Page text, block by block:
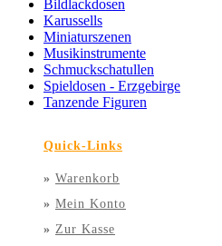
Bildlackdosen
Karussells
Miniaturszenen
Musikinstrumente
Schmuckschatullen
Spieldosen - Erzgebirge
Tanzende Figuren
Quick-Links
» Warenkorb
» Mein Konto
» Zur Kasse